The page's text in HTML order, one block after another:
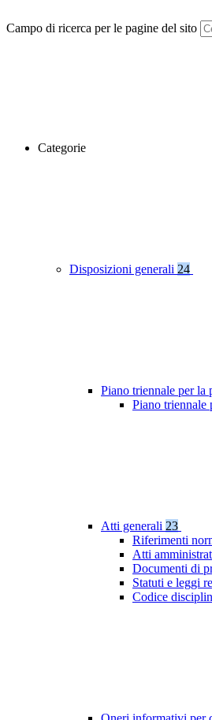
Campo di ricerca per le pagine del sito
Categorie
Disposizioni generali 24
Piano triennale per la
Piano triennale
Atti generali 23
Riferimenti
Atti
Documenti di
Statuti e leggi
Codice